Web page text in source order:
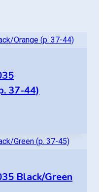
37-44)
Black/Green